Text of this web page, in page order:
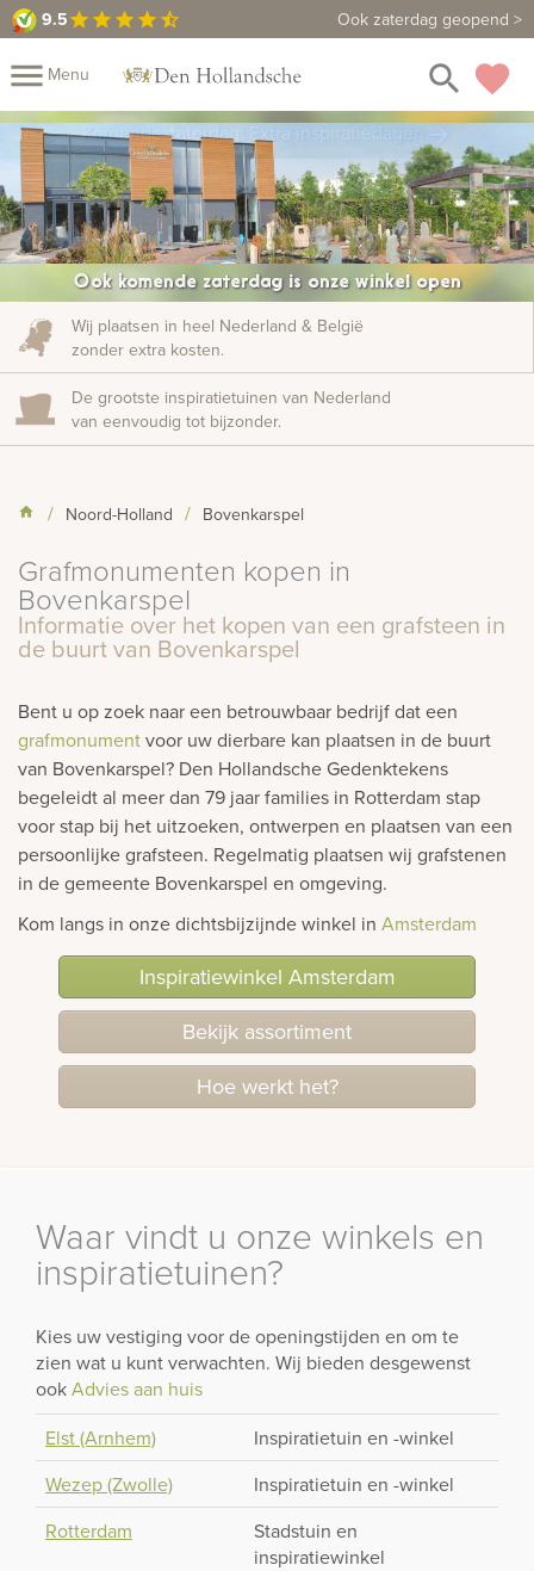
9.5star star star star star_half Ook zaterdag geopend >
9.5 Maak een vrijblijvende afspraak
menu Menu favorite
Fotomap
search
close
Home
Assortiment
Fotoboek
Informatie
Prijzen
ons
Duurzaamheid Winkels Contact
ook:
Komende zaterdag: Extra inspiratiedagen
Ook komende zaterdag is onze winkel open
Wij plaatsen in heel Nederland & België
zonder extra kosten.
De grootste inspiratietuinen van Nederland
van eenvoudig tot bijzonder.
Noord-Holland Bovenkarspel
Grafmonumenten kopen in
Bovenkarspel
Informatie over het kopen van een grafsteen in
de buurt van Bovenkarspel
Bent u op zoek naar een betrouwbaar bedrijf dat een
grafmonumentvoor uw dierbare kan plaatsen in de buurt
van Bovenkarspel? Den Hollandsche Gedenktekens
begeleidt al meer dan 79 jaar families in Rotterdam stap
voor stap bij het uitzoeken, ontwerpen en plaatsen van een
persoonlijke grafsteen. Regelmatig plaatsen wij grafstenen
in de gemeente Bovenkarspel en omgeving.
Kom langs in onze dichtsbijzijnde winkel in Amsterdam
Inspiratiewinkel Amsterdam
Bekijk assortiment
Hoe werkt het?
Waar vindt u onze winkels en
inspiratietuinen?
Kies uw vestiging voor de openingstijden en om te
zien wat u kunt verwachten. Wij bieden desgewenst
ookAdvies aan huis
Elst (Arnhem)
Inspiratietuin en -winkel
Wezep (Zwolle)
Inspiratietuin en -winkel
Rotterdam
Stadstuin en
inspiratiewinkel